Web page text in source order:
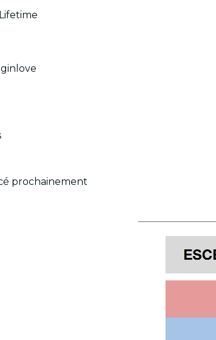
prochainement